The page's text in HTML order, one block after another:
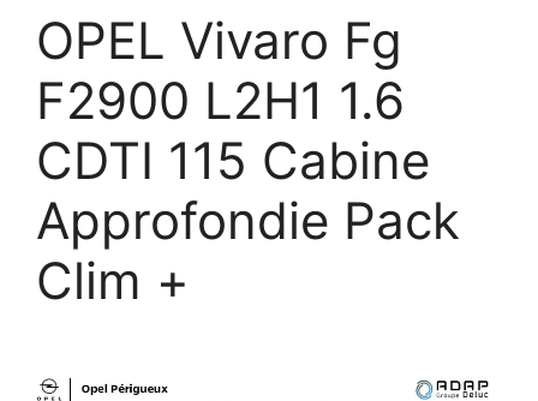
OPEL Vivaro Fg
F2900 L2H1 1.6
CDTI 115 Cabine
Approfondie Pack
Clim +